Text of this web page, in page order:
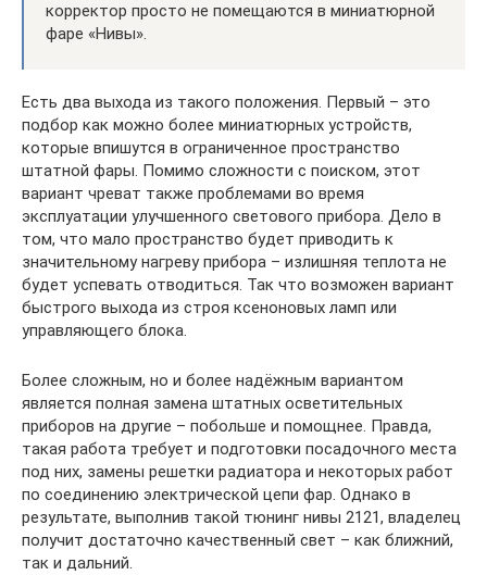
корректор просто не помещаются в миниатюрной
фаре «Нивы».
Есть два выхода из такого положения. Первый – это
подбор как можно более миниатюрных устройств,
которые впишутся в ограниченное пространство
штатной фары. Помимо сложности с поиском, этот
вариант чреват также проблемами во время
эксплуатации улучшенного светового прибора. Дело в
том, что мало пространство будет приводить к
значительному нагреву прибора – излишняя теплота не
будет успевать отводиться. Так что возможен вариант
быстрого выхода из строя ксеноновых ламп или
управляющего блока.
Более сложным, но и более надёжным вариантом
является полная замена штатных осветительных
приборов на другие – побольше и помощнее. Правда,
такая работа требует и подготовки посадочного места
под них, замены решетки радиатора и некоторых работ
по соединению электрической цепи фар. Однако в
результате, выполнив такой тюнинг нивы 2121, владелец
получит достаточно качественный свет – как ближний,
так и дальний.